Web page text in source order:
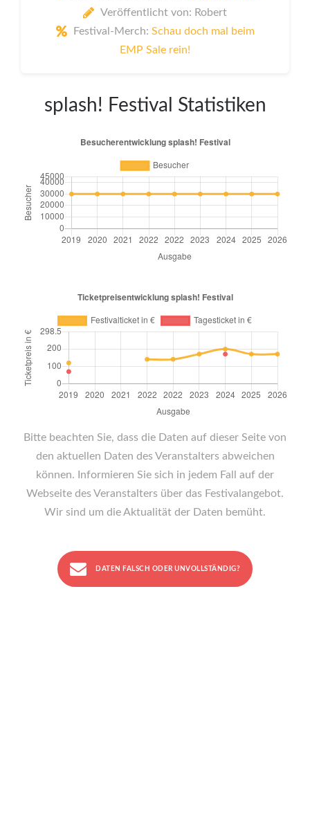
Veröffentlicht von: Robert
Festival-Merch: Schau doch mal beim
EMP Sale rein!
splash! Festival Statistiken
Bitte beachten Sie, dass die Daten auf dieser Seite von
den aktuellen Daten des Veranstalters abweichen
können. Informieren Sie sich in jedem Fall auf der
Webseite des Veranstalters über das Festivalangebot.
Wir sind um die Aktualität der Daten bemüht.
DATEN FALSCH ODER UNVOLLSTÄNDIG?